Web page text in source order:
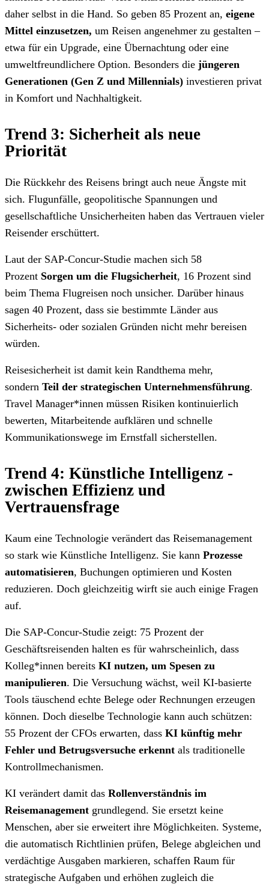
daher selbst in die Hand. So geben 85 Prozent an, eigene
Mittel einzusetzen, um Reisen angenehmer zu gestalten –
etwa für ein Upgrade, eine Übernachtung oder eine
umweltfreundlichere Option. Besonders die jüngeren
Generationen (Gen Z und Millennials) investieren privat
in Komfort und Nachhaltigkeit.
Trend 3: Sicherheit als neue
Priorität
Die Rückkehr des Reisens bringt auch neue Ängste mit
sich. Flugunfälle, geopolitische Spannungen und
gesellschaftliche Unsicherheiten haben das Vertrauen vieler
Reisender erschüttert.
Laut der SAP-Concur-Studie machen sich 58
Prozent Sorgen um die Flugsicherheit, 16 Prozent sind
beim Thema Flugreisen noch unsicher. Darüber hinaus
sagen 40 Prozent, dass sie bestimmte Länder aus
Sicherheits- oder sozialen Gründen nicht mehr bereisen
würden.
Reisesicherheit ist damit kein Randthema mehr,
sondern Teil der strategischen Unternehmensführung.
Travel Manager*innen müssen Risiken kontinuierlich
bewerten, Mitarbeitende aufklären und schnelle
Kommunikationswege im Ernstfall sicherstellen.
Trend 4: Künstliche Intelligenz -
zwischen Effizienz und
Vertrauensfrage
Kaum eine Technologie verändert das Reisemanagement
so stark wie Künstliche Intelligenz. Sie kann Prozesse
automatisieren, Buchungen optimieren und Kosten
reduzieren. Doch gleichzeitig wirft sie auch einige Fragen
auf.
Die SAP-Concur-Studie zeigt: 75 Prozent der
Geschäftsreisenden halten es für wahrscheinlich, dass
Kolleg*innen bereits KI nutzen, um Spesen zu
manipulieren. Die Versuchung wächst, weil KI-basierte
Tools täuschend echte Belege oder Rechnungen erzeugen
können. Doch dieselbe Technologie kann auch schützen:
55 Prozent der CFOs erwarten, dass KI künftig mehr
Fehler und Betrugsversuche erkennt als traditionelle
Kontrollmechanismen.
KI verändert damit das Rollenverständnis im
Reisemanagement grundlegend. Sie ersetzt keine
Menschen, aber sie erweitert ihre Möglichkeiten. Systeme,
die automatisch Richtlinien prüfen, Belege abgleichen und
verdächtige Ausgaben markieren, schaffen Raum für
strategische Aufgaben und erhöhen zugleich die